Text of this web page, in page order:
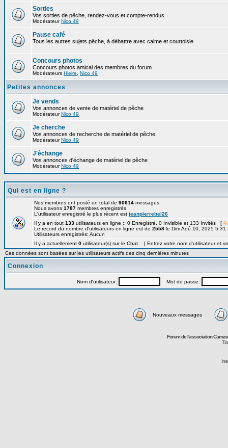
Sorties
Vos sorties de pêche, rendez-vous et compte-rendus
ModérateurNico 49
Pause café
Tous les autres sujets pêche, à débattre avec calme et courtoisie
Concours photos
Concours photos amical des membres du forum
Modérateurs Hieire Nico 49
Petites annonces
Je vends
Vos annonces de vente de matériel de pêche
ModérateurNico 49
Je cherche
Vos annonces de recherche de matériel de pêche
ModérateurNico 49
J'échange
Vos annonces d'échange de matériel de pêche
ModérateurNico 49
Qui est en ligne ?
Nos membres ont posté un total de 90614 messages
Nous avons 1787 membres enregistrés
L'utilisateur enregistré le plus récent est jeanpierrebel26
Il y a en tout 133 utilisateurs en ligne :: 0 Enregistré, 0 Invisible et 133 Invités [
Le record du nombre d'utilisateurs en ligne est de 2558 le Dim Aoû 10, 2025 5:31
Utilisateurs enregistrés: Aucun
Il y a actuellement 0 utilisateur(s) sur le Chat [ Entrez votre nom d'utilisateur et
Ces données sont basées sur les utilisateurs actifs des cinq dernières minutes
Connexion
Nom d'utilisateur: Mot de passe:
Nouveaux messages
Forum de l'association